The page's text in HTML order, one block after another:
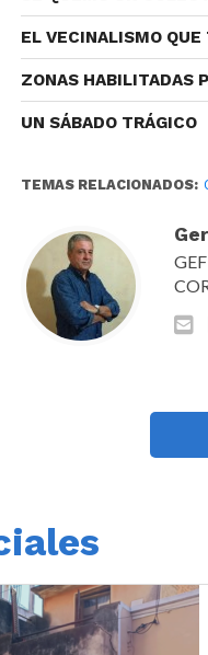
EL VECINALISMO QUE
ZONAS HABILITADAS
UN SÁBADO TRÁGICO
TEMAS RELACIONADOS: